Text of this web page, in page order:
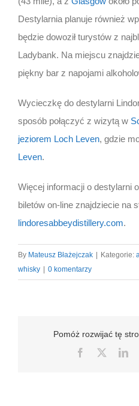
Destylarnia planuje również
będzie dowoził turystów z
Ladybank. Na miejscu
piękny bar z napojami
Wycieczkę do destylarni
sposób połączyć z wizytą w
jeziorem Loch Leven, gdzie
Leven.
Więcej informacji o destylarni
biletów on-line znajdziecie na
lindoresabbeydistillery.com.
By Mateusz Błażejczak | Kategorie:
whisky | 0 komentarzy
Pomóż rozwijać tę
Facebook